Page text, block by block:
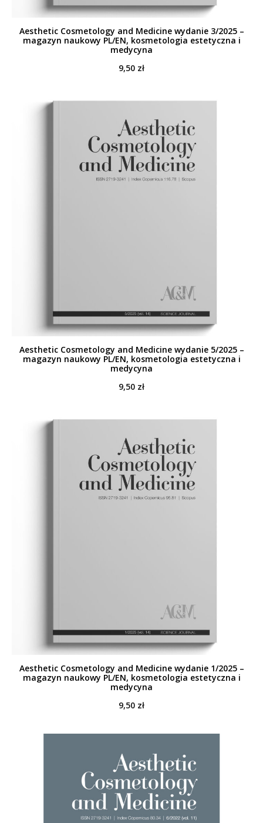
Aesthetic Cosmetology and Medicine wydanie 3/2025 –
magazyn naukowy PL/EN, kosmetologia estetyczna i
medycyna
9,50 zł
Aesthetic Cosmetology and Medicine wydanie 5/2025 –
magazyn naukowy PL/EN, kosmetologia estetyczna i
medycyna
9,50 zł
Aesthetic Cosmetology and Medicine wydanie 1/2025 –
magazyn naukowy PL/EN, kosmetologia estetyczna i
medycyna
9,50 zł